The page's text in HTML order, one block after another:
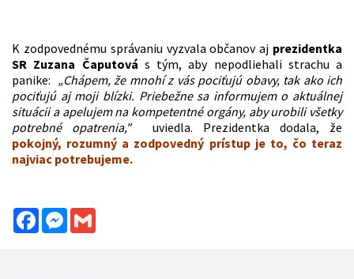
K zodpovednému správaniu vyzvala občanov aj prezidentka
SR Zuzana Čaputová s tým, aby nepodliehali strachu a
panike: „Chápem, že mnohí z vás pociťujú obavy, tak ako ich
pociťujú aj moji blízki. Priebežne sa informujem o aktuálnej
situácii a apelujem na kompetentné orgány, aby urobili všetky
potrebné opatrenia,"
uviedla. Prezidentka dodala, že
pokojný, rozumný a zodpovedný prístup je to, čo teraz
najviac potrebujeme.
FacebookMessenger